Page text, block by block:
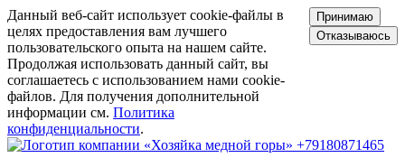
Данный веб-сайт использует cookie-файлы в
целях предоставления вам лучшего
пользовательского опыта на нашем сайте.
Продолжая использовать данный сайт, вы
соглашаетесь с использованием нами cookie-
файлов. Для получения дополнительной
информации см. Политика
конфиденциальности.
Принимаю
Отказываюсь
+79180871465